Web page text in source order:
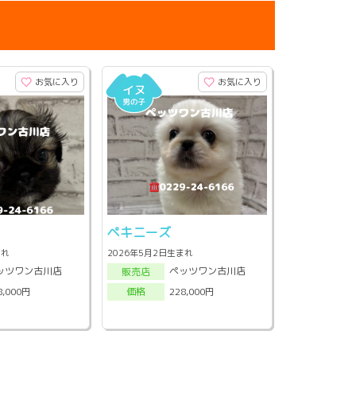
お気に入り
ツワン古川店
円
お気に入り
ペキニーズ
2026年5月2日生まれ
販売店
ペッツワン古川店
価格
228,000円